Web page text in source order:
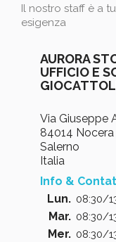
Il nostro staff è a
esigenza
AURORA
UFFICIO E
Via Giuseppe
84014
Salerno
Italia
Info &
Lun. 08:30/
Mar. 08:30/
Mer. 08:30/